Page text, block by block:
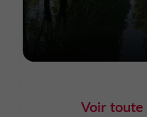
Voir